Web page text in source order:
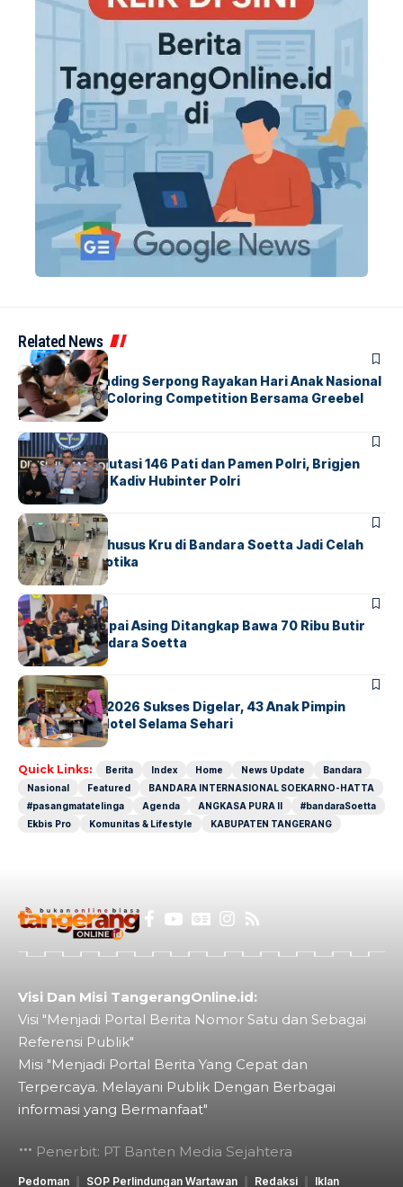
Related News
BERITAINDEX
Atria Hotel Gading Serpong Rayakan Hari Anak Nasional
Lewat Family Coloring Competition Bersama Greebel
Indonesia
BERITA
Mabes Polri Mutasi 146 Pati dan Pamen Polri, Brigjen
Untung Jabat Kadiv Hubinter Polri
BANDARABERITA
Ketika Jalur Khusus Kru di Bandara Soetta Jadi Celah
Sindikat Narkotika
BANDARA BERITA
Kopilot Maskapai Asing Ditangkap Bawa 70 Ribu Butir
Ekstasi di Bandara Soetta
BERITAINDEX
GM For A Day 2026 Sukses Digelar, 43 Anak Pimpin
Operasional Hotel Selama Sehari
Quick Links: Berita Index Home News Update
Bandara
Nasional
Featured
BANDARA INTERNASIONAL SOEKARNO-HATTA
#pasangmatatelinga
Agenda ANGKASA PURA II
#bandaraSoetta
Ekbis Pro
Komunitas & Lifestyle KABUPATEN TANGERANG
Visi Dan Misi TangerangOnline.id:
Visi "Menjadi Portal Berita Nomor Satu dan Sebagai
Referensi Publik"
Misi "Menjadi Portal Berita Yang Cepat dan
Terpercaya. Melayani Publik Dengan Berbagai
informasi yang Bermanfaat"
Penerbit: PT Banten Media Sejahtera
Pedoman SOP Perlindungan Wartawan Redaksi Iklan